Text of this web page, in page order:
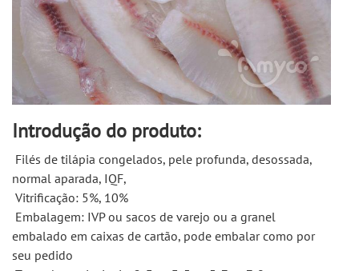
Introdução do produto:
normal aparada, IQF,
Vitrificação: 5%, 10%
embalado em caixas de cartão, pode embalar como por
seu pedido